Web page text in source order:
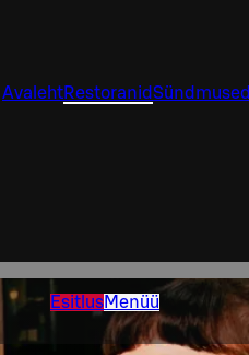
AvalehtRestoranidSündmused
EsitlusMenüü